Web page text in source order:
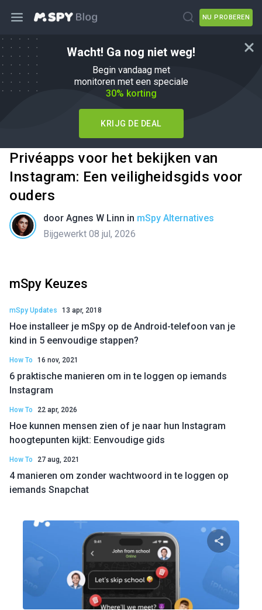
NU PROBEREN
Wacht! Ga nog niet weg!
Begin vandaag met
monitoren met een speciale
30% korting
KRIJG DE DEAL
Privéapps voor het bekijken van
Instagram: Een veiligheidsgids voor
ouders
door Agnes W Linn in mSpy Alternatives
Bijgewerkt 08 jul, 2026
mSpy Keuzes
mSpy Updates 13 apr, 2018
Hoe installeer je mSpy op de Android-telefoon van je
kind in 5 eenvoudige stappen?
How To 16 nov, 2021
6 praktische manieren om in te loggen op iemands
Instagram
How To 22 apr, 2026
Hoe kunnen mensen zien of je naar hun Instagram
hoogtepunten kijkt: Eenvoudige gids
How To 27 aug, 2021
4 manieren om zonder wachtwoord in te loggen op
iemands Snapchat